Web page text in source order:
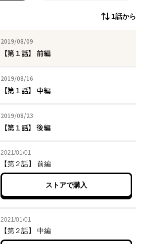
1話から
2019/08/09
2019年08月09日
【第１話】 前編
2019/08/16
2019年08月16日
【第１話】 中編
2019/08/23
2019年08月23日
【第１話】 後編
2021/01/01
2021年01月01日
【第２話】 前編
ストアで購入
2021/01/01
2021年01月01日
【第２話】 中編